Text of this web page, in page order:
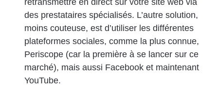
des prestataires spécialisés. L’autre solution,
moins couteuse, est d’utiliser les différentes
plateformes sociales, comme la plus connue,
Periscope (car la première à se lancer sur ce
marché), mais aussi Facebook et maintenant
YouTube.